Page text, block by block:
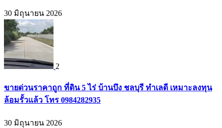
30 มิถุนายน 2026
2
ขายด่วนราคาถูก ที่ดิน 5 ไร่ บ้านบึง ชลบุรี ทำเลดี เหมาะลงทุน
ล้อมรั้วแล้ว โทร 0984282935
30 มิถุนายน 2026